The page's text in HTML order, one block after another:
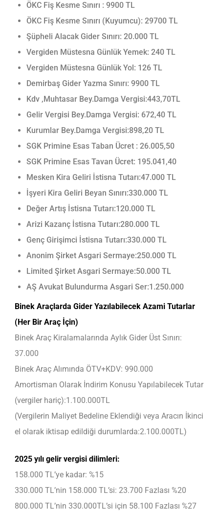
ÖKC Fiş Kesme Sınırı : 9900 TL
ÖKC Fiş Kesme Sınırı (Kuyumcu): 29700 TL
Şüpheli Alacak Gider Sınırı: 20.000 TL
Vergiden Müstesna Günlük Yemek: 240 TL
Vergiden Müstesna Günlük Yol: 126 TL
Demirbaş Gider Yazma Sınırı: 9900 TL
Kdv ,Muhtasar Bey.Damga Vergisi:443,70TL
Gelir Vergisi Bey.Damga Vergisi: 672,40 TL
Kurumlar Bey.Damga Vergisi:898,20 TL
SGK Primine Esas Taban Ücret : 26.005,50
SGK Primine Esas Tavan Ücret: 195.041,40
Mesken Kira Geliri İstisna Tutarı:47.000 TL
İşyeri Kira Geliri Beyan Sınırı:330.000 TL
Değer Artış İstisna Tutarı:120.000 TL
Arizi Kazanç İstisna Tutarı:280.000 TL
Genç Girişimci İstisna Tutarı:330.000 TL
Anonim Şirket Asgari Sermaye:250.000 TL
Limited Şirket Asgari Sermaye:50.000 TL
AŞ Avukat Bulundurma Asgari Ser:1.250.000
Binek Araçlarda Gider Yazılabilecek Azami Tutarlar
(Her Bir Araç İçin)
Binek Araç Kiralamalarında Aylık Gider Üst Sınırı:
37.000
Binek Araç Alımında ÖTV+KDV: 990.000
Amortisman Olarak İndirim Konusu Yapılabilecek Tutar
(vergiler hariç):1.100.000TL
(Vergilerin Maliyet Bedeline Eklendiği veya Aracın İkinci
el olarak iktisap edildiği durumlarda:2.100.000TL)
2025 yılı gelir vergisi dilimleri:
158.000 TL’ye kadar: %15
330.000 TL’nin 158.000 TL’si: 23.700 Fazlası %20
800.000 TL’nin 330.000TL’si için 58.100 Fazlası %27